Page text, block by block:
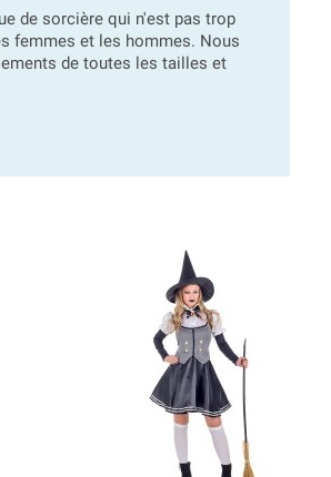
de sorcière qui n'est pas trop
femmes et les hommes. Nous
de toutes les tailles et